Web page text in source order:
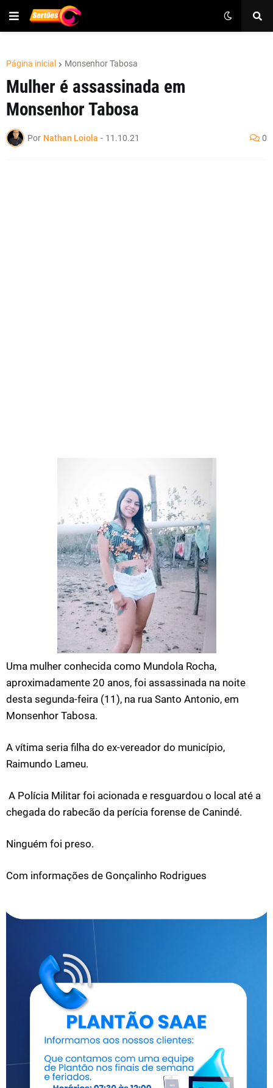
Página inicial Monsenhor Tabosa
Mulher é assassinada em
Monsenhor Tabosa
Por Nathan Loiola - 11.10.21 0
Uma mulher conhecida como Mundola Rocha,
aproximadamente 20 anos, foi assassinada na noite
desta segunda-feira (11), na rua Santo Antonio, em
Monsenhor Tabosa.
A vítima seria filha do ex-vereador do município,
Raimundo Lameu.
A Polícia Militar foi acionada e resguardou o local até a
chegada do rabecão da perícia forense de Canindé.
Ninguém foi preso.
Com informações de Gonçalinho Rodrigues